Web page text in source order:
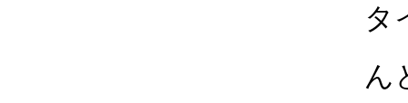
タ
ん